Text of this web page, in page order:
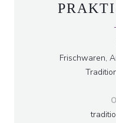
Frischwaren,